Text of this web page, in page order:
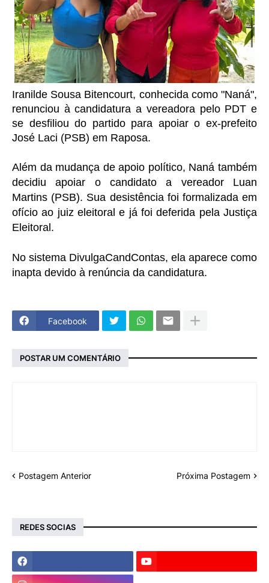
Iranilde Sousa Bitencourt, conhecida como "Naná",
renunciou à candidatura a vereadora pelo PDT e
se desfiliou do partido para apoiar o ex-prefeito
José Laci (PSB) em Raposa.
Além da mudança de apoio político, Naná também
decidiu apoiar o candidato a vereador Luan
Martins (PSB). Sua desistência foi formalizada em
ofício ao juiz eleitoral e já foi deferida pela Justiça
Eleitoral.
No sistema DivulgaCandContas, ela aparece como
inapta devido à renúncia da candidatura.
Facebook
POSTAR UM COMENTÁRIO
Postagem Anterior Próxima Postagem
REDES SOCIAS